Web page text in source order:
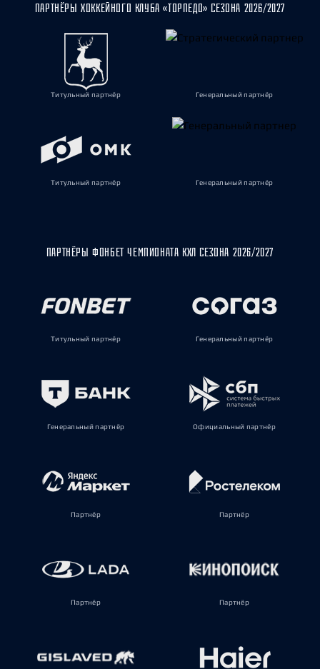
ПАРТНЁРЫ ХОККЕЙНОГО КЛУБА «ТОРПЕДО» СЕЗОНА 2026/2027
Титульный партнёр Генеральный партнёр
Титульный партнёр Генеральный партнёр
ПАРТНЁРЫ ФОНБЕТ ЧЕМПИОНАТА КХЛ СЕЗОНА 2026/2027
Титульный партнёр Генеральный партнёр
Генеральный партнёр Официальный партнёр
Партнёр Партнёр
Партнёр Партнёр